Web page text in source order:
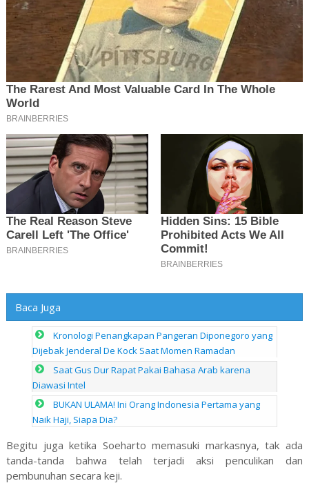
Baca Juga
Kronologi Penangkapan Pangeran Diponegoro yang
Dijebak Jenderal De Kock Saat Momen Ramadan
Saat Gus Dur Rapat Pakai Bahasa Arab karena
Diawasi Intel
BUKAN ULAMA! Ini Orang Indonesia Pertama yang
Naik Haji, Siapa Dia?
Begitu juga ketika Soeharto memasuki markasnya, tak ada
tanda-tanda bahwa telah terjadi aksi penculikan dan
pembunuhan secara keji.